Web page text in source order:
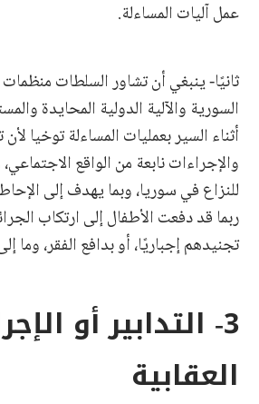
عمل آليات المساءلة.
ثانيًا- ينبغي أن تشاور السلطات
السورية والآلية الدولية المحايدة
أثناء السير بعمليات المساءلة توخيا
والإجراءات نابعة من الواقع
للنزاع في سوريا، وبما يهدف إلى
ربما قد دفعت الأطفال إلى ارتكاب
تجنيدهم إجباريًا، أو بدافع الفقر، وما
3- التدابير أو
العقابية